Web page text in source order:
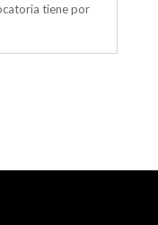
tiene por